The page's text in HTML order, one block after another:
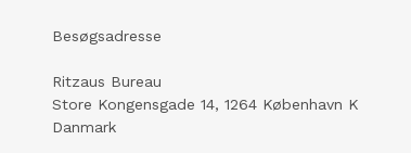
Besøgsadresse
Ritzaus Bureau
Store Kongensgade 14, 1264 København K
Danmark